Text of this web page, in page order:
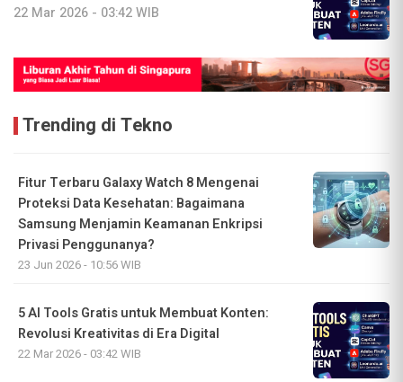
22 Mar 2026 - 03:42 WIB
Trending di Tekno
Fitur Terbaru Galaxy Watch 8 Mengenai
Proteksi Data Kesehatan: Bagaimana
Samsung Menjamin Keamanan Enkripsi
Privasi Penggunanya?
23 Jun 2026 - 10:56 WIB
5 AI Tools Gratis untuk Membuat Konten:
Revolusi Kreativitas di Era Digital
22 Mar 2026 - 03:42 WIB